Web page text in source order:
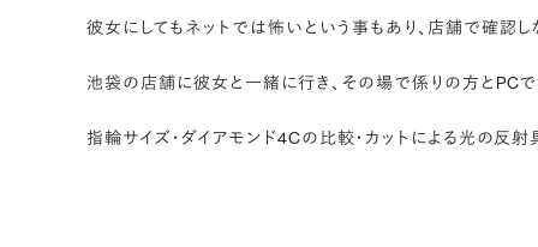
彼女にしてもネットでは怖いという事もあり、店舗で確認し
池袋の店舗に彼女と一緒に行き、その場で係りの方とPC
指輪サイズ・ダイアモンド4Cの比較・カットによる光の反射